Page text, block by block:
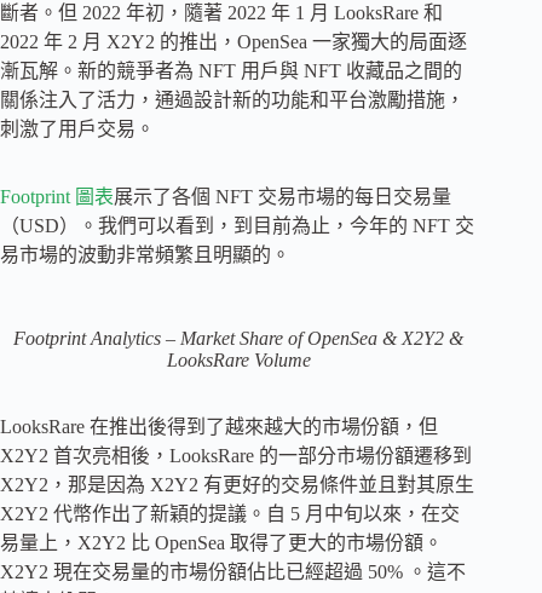
斷者。但 2022 年初，隨著 2022 年 1 月 LooksRare 和
2022 年 2 月 X2Y2 的推出，OpenSea 一家獨大的局面逐
漸瓦解。新的競爭者為 NFT 用戶與 NFT 收藏品之間的
關係注入了活力，通過設計新的功能和平台激勵措施，
刺激了用戶交易。
Footprint 圖表展示了各個 NFT 交易市場的每日交易量
（USD）。我們可以看到，到目前為止，今年的 NFT 交
易市場的波動非常頻繁且明顯的。
Footprint Analytics – Market Share of OpenSea & X2Y2 &
LooksRare Volume
LooksRare 在推出後得到了越來越大的市場份額，但
X2Y2 首次亮相後，LooksRare 的一部分市場份額遷移到
X2Y2，那是因為 X2Y2 有更好的交易條件並且對其原生
X2Y2 代幣作出了新穎的提議。自 5 月中旬以來，在交
易量上，X2Y2 比 OpenSea 取得了更大的市場份額。
X2Y2 現在交易量的市場份額佔比已經超過 50% 。這不